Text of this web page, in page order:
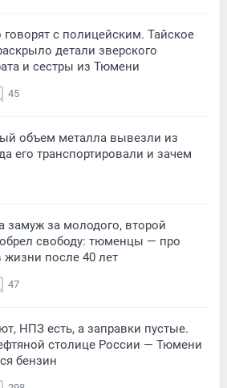
говорят с полицейским. Тайское
детали зверского
и сестры из Тюмени
45
объем металла вывезли из
его транспортировали и зачем
за молодого, второй
свободу: тюменцы — про
после 40 лет
47
НПЗ есть, а заправки пустые.
столице России — Тюмени
бензин